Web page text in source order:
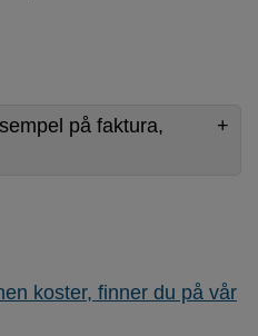
på faktura,
koster, finner du på vår